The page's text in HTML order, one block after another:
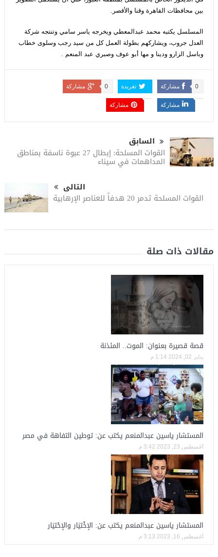
بين محافظات القاهرة وقنا والأقصر.
المسلسل يكتبه محمد عبدالمعطي ويخرجه ياسر سامي وتنتجه شركة
العدل جروب، ويشاركهم بطولة العمل كل من سيد رجب وسلوى خطاب
وباسل الزارو ودينا و مها أبو عوف وصبري عبد المنعم .
مشاركة 0 تغريدة مشاركة 0
مشاركة مشاركة
السابق
القوات المسلحة: إبطال 27 عبوة ناسفة بمناطق
المداهمات في سيناء
التالى
القوات المسلحة تدمر 20 هدفاً للعناصر الإرهابية
مقالات ذات صلة
قصة قصيرة بعنوان: الموت.. المئذنة
يناير 02, 2024 1:14 م
المستشار ياسين عبدالمنعم يكتب عن: توطين التفاهة في مصر
أغسطس 23, 2023 3:42 م
المستشار ياسين عبدالمنعم يكتب عن: الإخْتيَار والإحْتيَار
أغسطس 16, 2023 3:13 م